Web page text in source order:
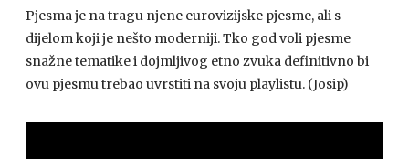
Pjesma je na tragu njene eurovizijske pjesme, ali s
dijelom koji je nešto moderniji. Tko god voli pjesme
snažne tematike i dojmljivog etno zvuka definitivno bi
ovu pjesmu trebao uvrstiti na svoju playlistu. (Josip)